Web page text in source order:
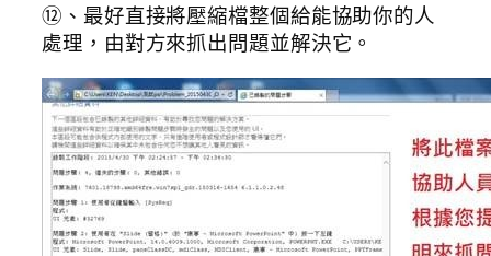
⑫、最好直接將壓縮檔整個給能協助你的人
處理，由對方來抓出問題並解決它。